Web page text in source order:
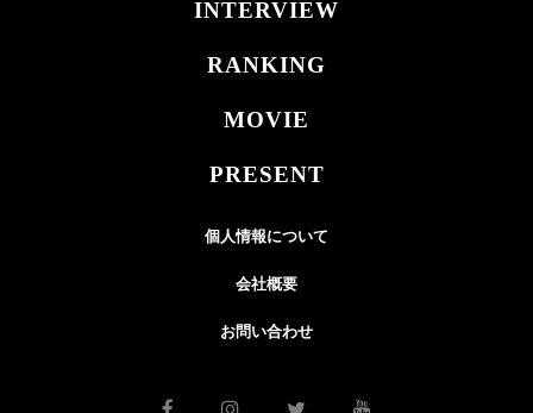
INTERVIEW
RANKING
MOVIE
PRESENT
個人情報について
会社概要
お問い合わせ